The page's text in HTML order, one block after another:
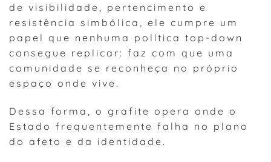
de visibilidade, pertencimento e
resistência simbólica, ele cumpre um
papel que nenhuma política top-down
consegue replicar: faz com que uma
comunidade se reconheça no próprio
espaço onde vive.
Dessa forma, o grafite opera onde o
Estado frequentemente falha no plano
do afeto e da identidade.